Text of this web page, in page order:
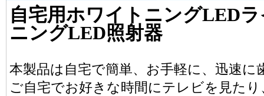
自宅用ホワイトニングLED
ニングLED照射器
本製品は自宅で簡単、お手軽に、迅速
ご自宅でお好きな時間にテレビを見た